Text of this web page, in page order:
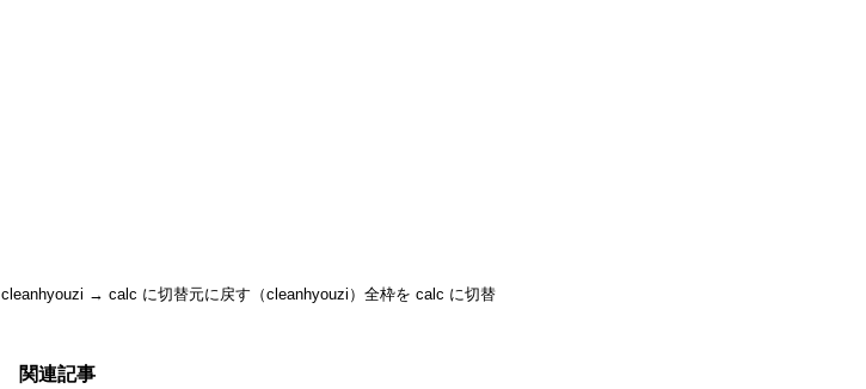
cleanhyouzi → calc に切替元に戻す（cleanhyouzi） 全枠を calc に切替
関連記事